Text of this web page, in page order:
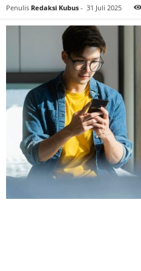
Penulis Redaksi Kubus - 31 Juli 2025